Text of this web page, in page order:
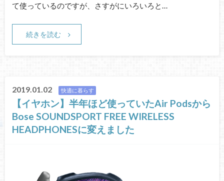
て使っているのですが、さすがにいろいろと…
続きを読む
2019.01.02 快適に暮らす
【イヤホン】半年ほど使っていたAir Podsから
Bose SOUNDSPORT FREE WIRELESS
HEADPHONESに変えました